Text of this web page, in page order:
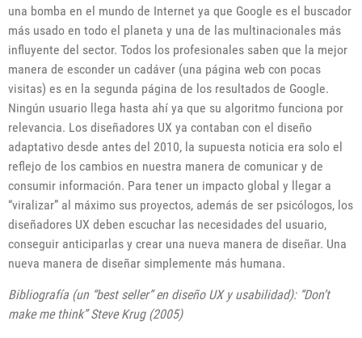
una bomba en el mundo de Internet ya que Google es el buscador
más usado en todo el planeta y una de las multinacionales más
influyente del sector. Todos los profesionales saben que la mejor
manera de esconder un cadáver (una página web con pocas
visitas) es en la segunda página de los resultados de Google.
Ningún usuario llega hasta ahí ya que su algoritmo funciona por
relevancia. Los diseñadores UX ya contaban con el diseño
adaptativo desde antes del 2010, la supuesta noticia era solo el
reflejo de los cambios en nuestra manera de comunicar y de
consumir información. Para tener un impacto global y llegar a
“viralizar” al máximo sus proyectos, además de ser psicólogos, los
diseñadores UX deben escuchar las necesidades del usuario,
conseguir anticiparlas y crear una nueva manera de diseñar. Una
nueva manera de diseñar simplemente más humana.
Bibliografía (un “best seller” en diseño UX y usabilidad): “Don’t
make me think” Steve Krug (2005)